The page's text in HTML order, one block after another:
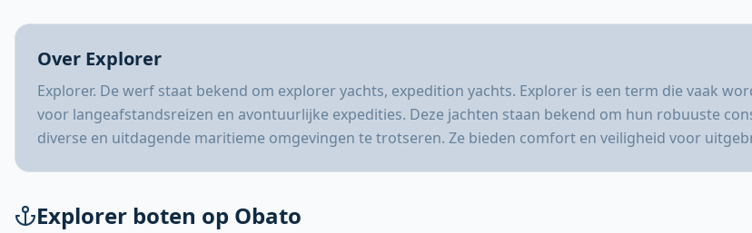
Over Explorer
Explorer. De werf staat bekend om explorer yachts, expedition yachts. Explorer is een term die vaak
voor langeafstandsreizen en avontuurlijke expedities. Deze jachten staan bekend om hun robuuste
diverse en uitdagende maritieme omgevingen te trotseren. Ze bieden comfort en veiligheid voor
Explorer boten op Obato